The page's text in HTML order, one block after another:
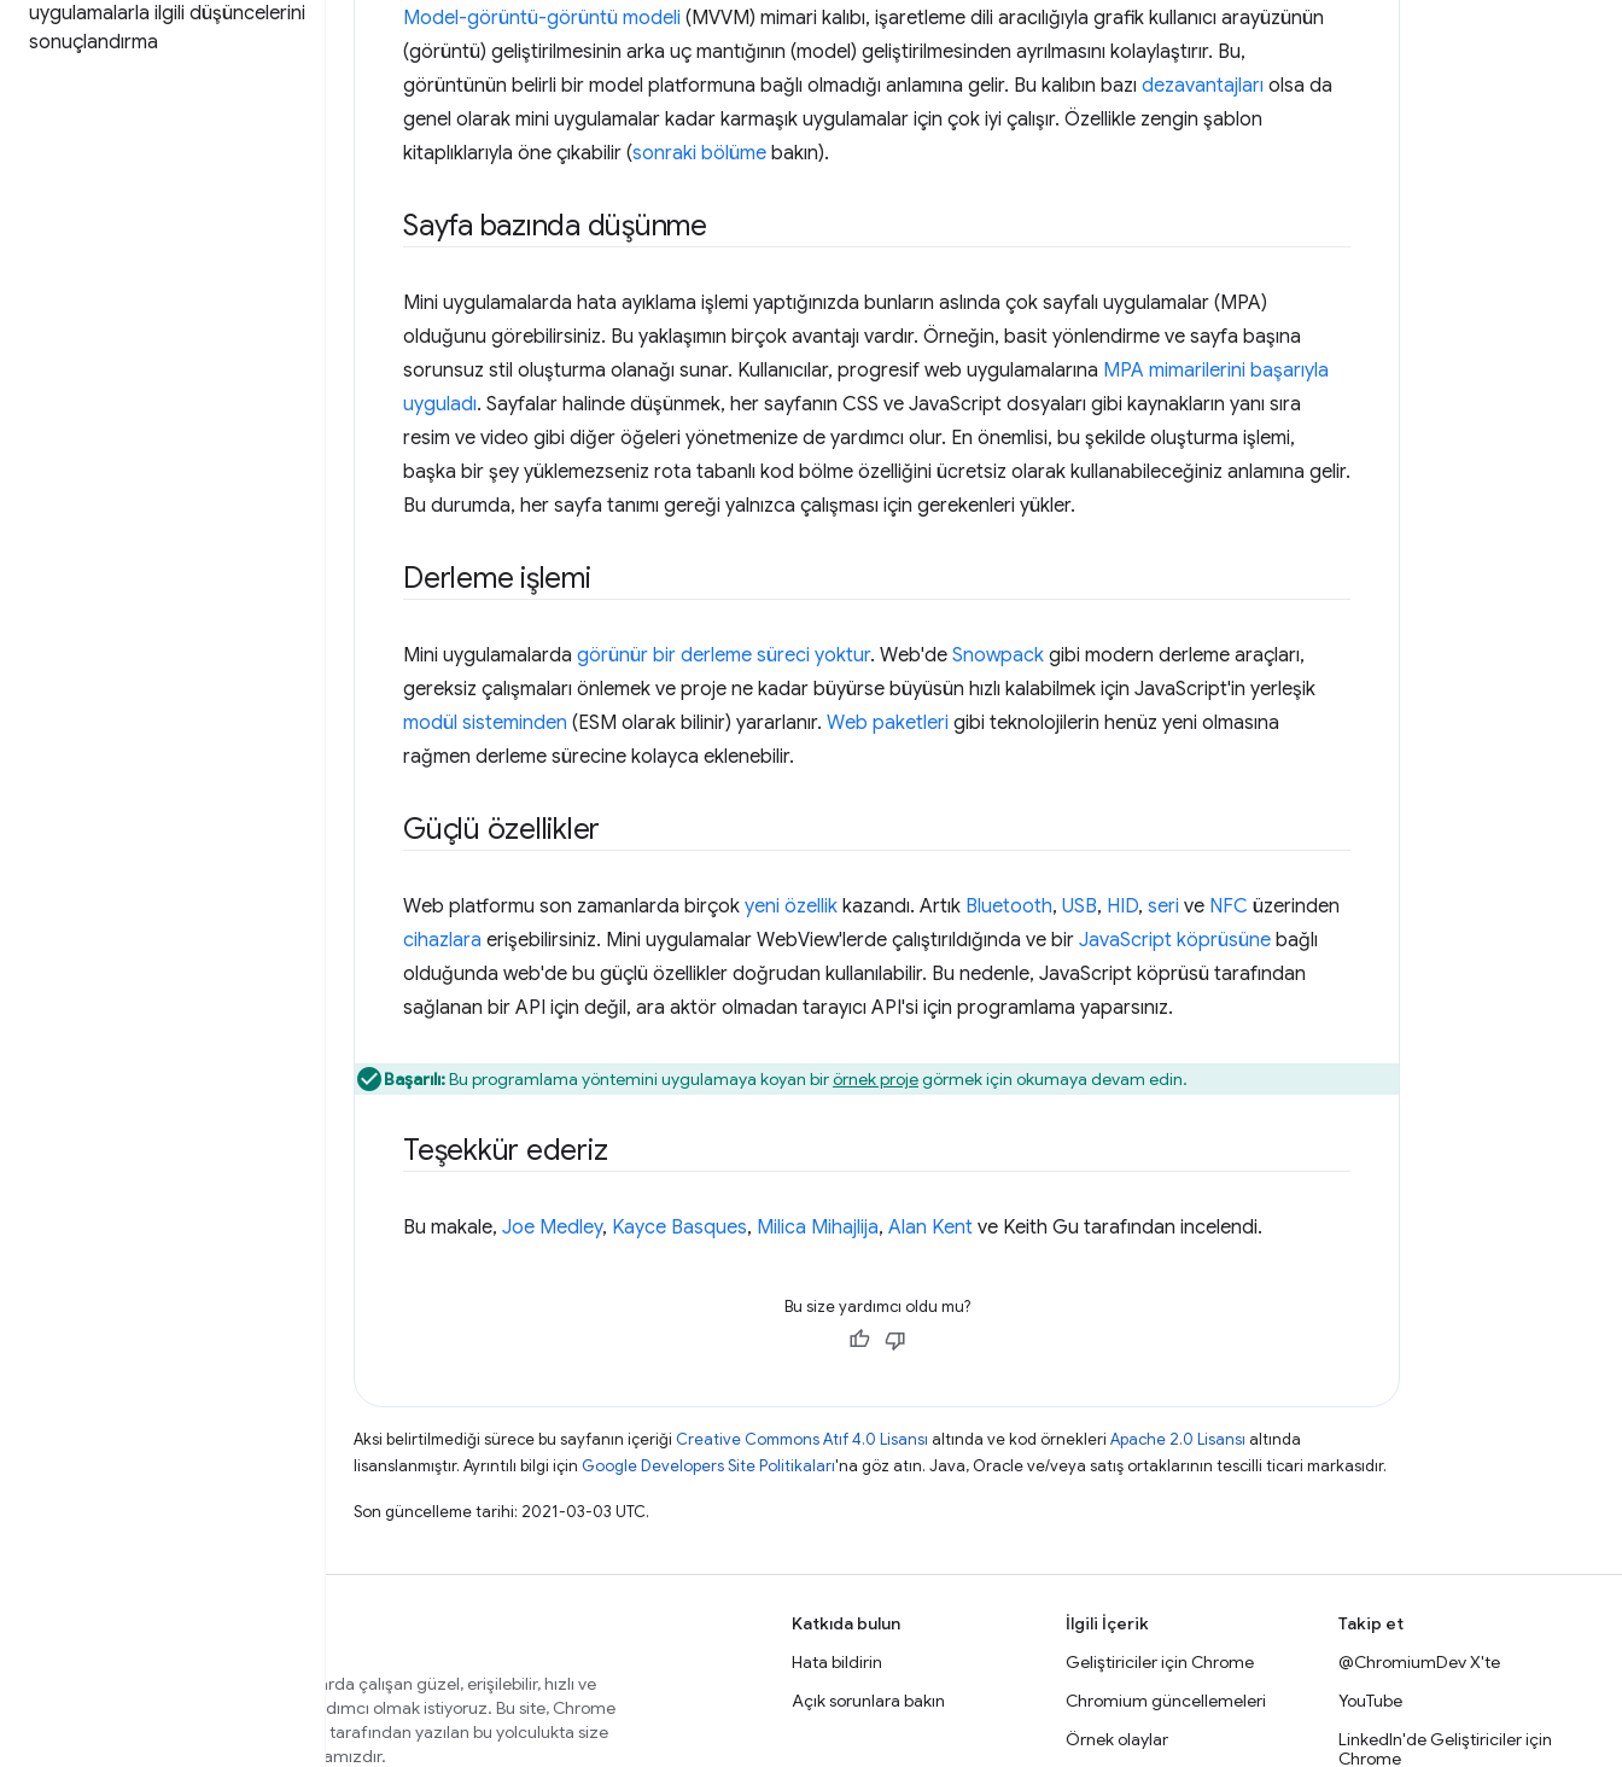
uygulamalarla ilgili düşüncelerini
sonuçlandırma
Model-görüntü-görüntü modeli (MVVM) mimari kalıbı, işaretleme dili aracılığıyla grafik kullanıcı arayüzünün
(görüntü) geliştirilmesinin arka uç mantığının (model) geliştirilmesinden ayrılmasını kolaylaştırır. Bu,
görüntünün belirli bir model platformuna bağlı olmadığı anlamına gelir. Bu kalıbın bazı dezavantajları olsa da
genel olarak mini uygulamalar kadar karmaşık uygulamalar için çok iyi çalışır. Özellikle zengin şablon
kitaplıklarıyla öne çıkabilir (sonraki bölüme bakın).
Sayfa bazında düşünme
Mini uygulamalarda hata ayıklama işlemi yaptığınızda bunların aslında çok sayfalı uygulamalar (MPA)
olduğunu görebilirsiniz. Bu yaklaşımın birçok avantajı vardır. Örneğin, basit yönlendirme ve sayfa başına
sorunsuz stil oluşturma olanağı sunar. Kullanıcılar, progresif web uygulamalarına MPA mimarilerini başarıyla
uyguladı. Sayfalar halinde düşünmek, her sayfanın CSS ve JavaScript dosyaları gibi kaynakların yanı sıra
resim ve video gibi diğer öğeleri yönetmenize de yardımcı olur. En önemlisi, bu şekilde oluşturma işlemi,
başka bir şey yüklemezseniz rota tabanlı kod bölme özelliğini ücretsiz olarak kullanabileceğiniz anlamına gelir.
Bu durumda, her sayfa tanımı gereği yalnızca çalışması için gerekenleri yükler.
Derleme işlemi
Mini uygulamalarda görünür bir derleme süreci yoktur. Web'de Snowpack gibi modern derleme araçları,
gereksiz çalışmaları önlemek ve proje ne kadar büyürse büyüsün hızlı kalabilmek için JavaScript'in yerleşik
modül sisteminden (ESM olarak bilinir) yararlanır. Web paketleri gibi teknolojilerin henüz yeni olmasına
rağmen derleme sürecine kolayca eklenebilir.
Güçlü özellikler
Web platformu son zamanlarda birçok yeni özellik kazandı. Artık Bluetooth, USB, HID, seri ve NFC üzerinden
cihazlara erişebilirsiniz. Mini uygulamalar WebView'lerde çalıştırıldığında ve bir JavaScript köprüsüne bağlı
olduğunda web'de bu güçlü özellikler doğrudan kullanılabilir. Bu nedenle, JavaScript köprüsü tarafından
sağlanan bir API için değil, ara aktör olmadan tarayıcı API'si için programlama yaparsınız.
Başarılı:Bu programlama yöntemini uygulamaya koyan birörnek projegörmek için okumaya devam edin.
Teşekkür ederiz
Bu makale, Joe Medley, Kayce Basques, Milica Mihajlija, Alan Kent ve Keith Gu tarafından incelendi.
Bu size yardımcı oldu mu?
Aksi belirtilmediği sürece bu sayfanın içeriği Creative Commons Atıf 4.0 Lisansı altında ve kod örnekleri Apache 2.0 Lisansı altında
lisanslanmıştır. Ayrıntılı bilgi için Google Developers Site Politikaları'na göz atın. Java, Oracle ve/veya satış ortaklarının tescilli ticari markasıdır.
Son güncelleme tarihi: 2021-03-03 UTC.
Tüm kullanıcılarınız için farklı tarayıcılarda çalışan güzel, erişilebilir, hızlı ve
güvenli web siteleri oluşturmanıza yardımcı olmak istiyoruz. Bu site, Chrome
ekibinin üyeleri ve dışarıdan uzmanlar tarafından yazılan bu yolculukta size
yardımcı olacak içerikler için ana sayfamızdır.
Katkıda bulun
Hata bildirin
Açık sorunlara bakın
İlgili İçerik
Geliştiriciler için Chrome
Chromium güncellemeleri
Örnek olaylar
Takip et
@ChromiumDev X'te
YouTube
LinkedIn'de Geliştiriciler için
Chrome